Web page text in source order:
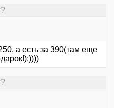
а есть за 390(там еще